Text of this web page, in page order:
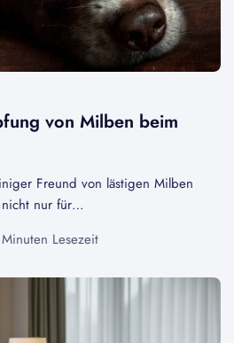
von Milben beim
Freund von lästigen Milben
nur für…
Lesezeit